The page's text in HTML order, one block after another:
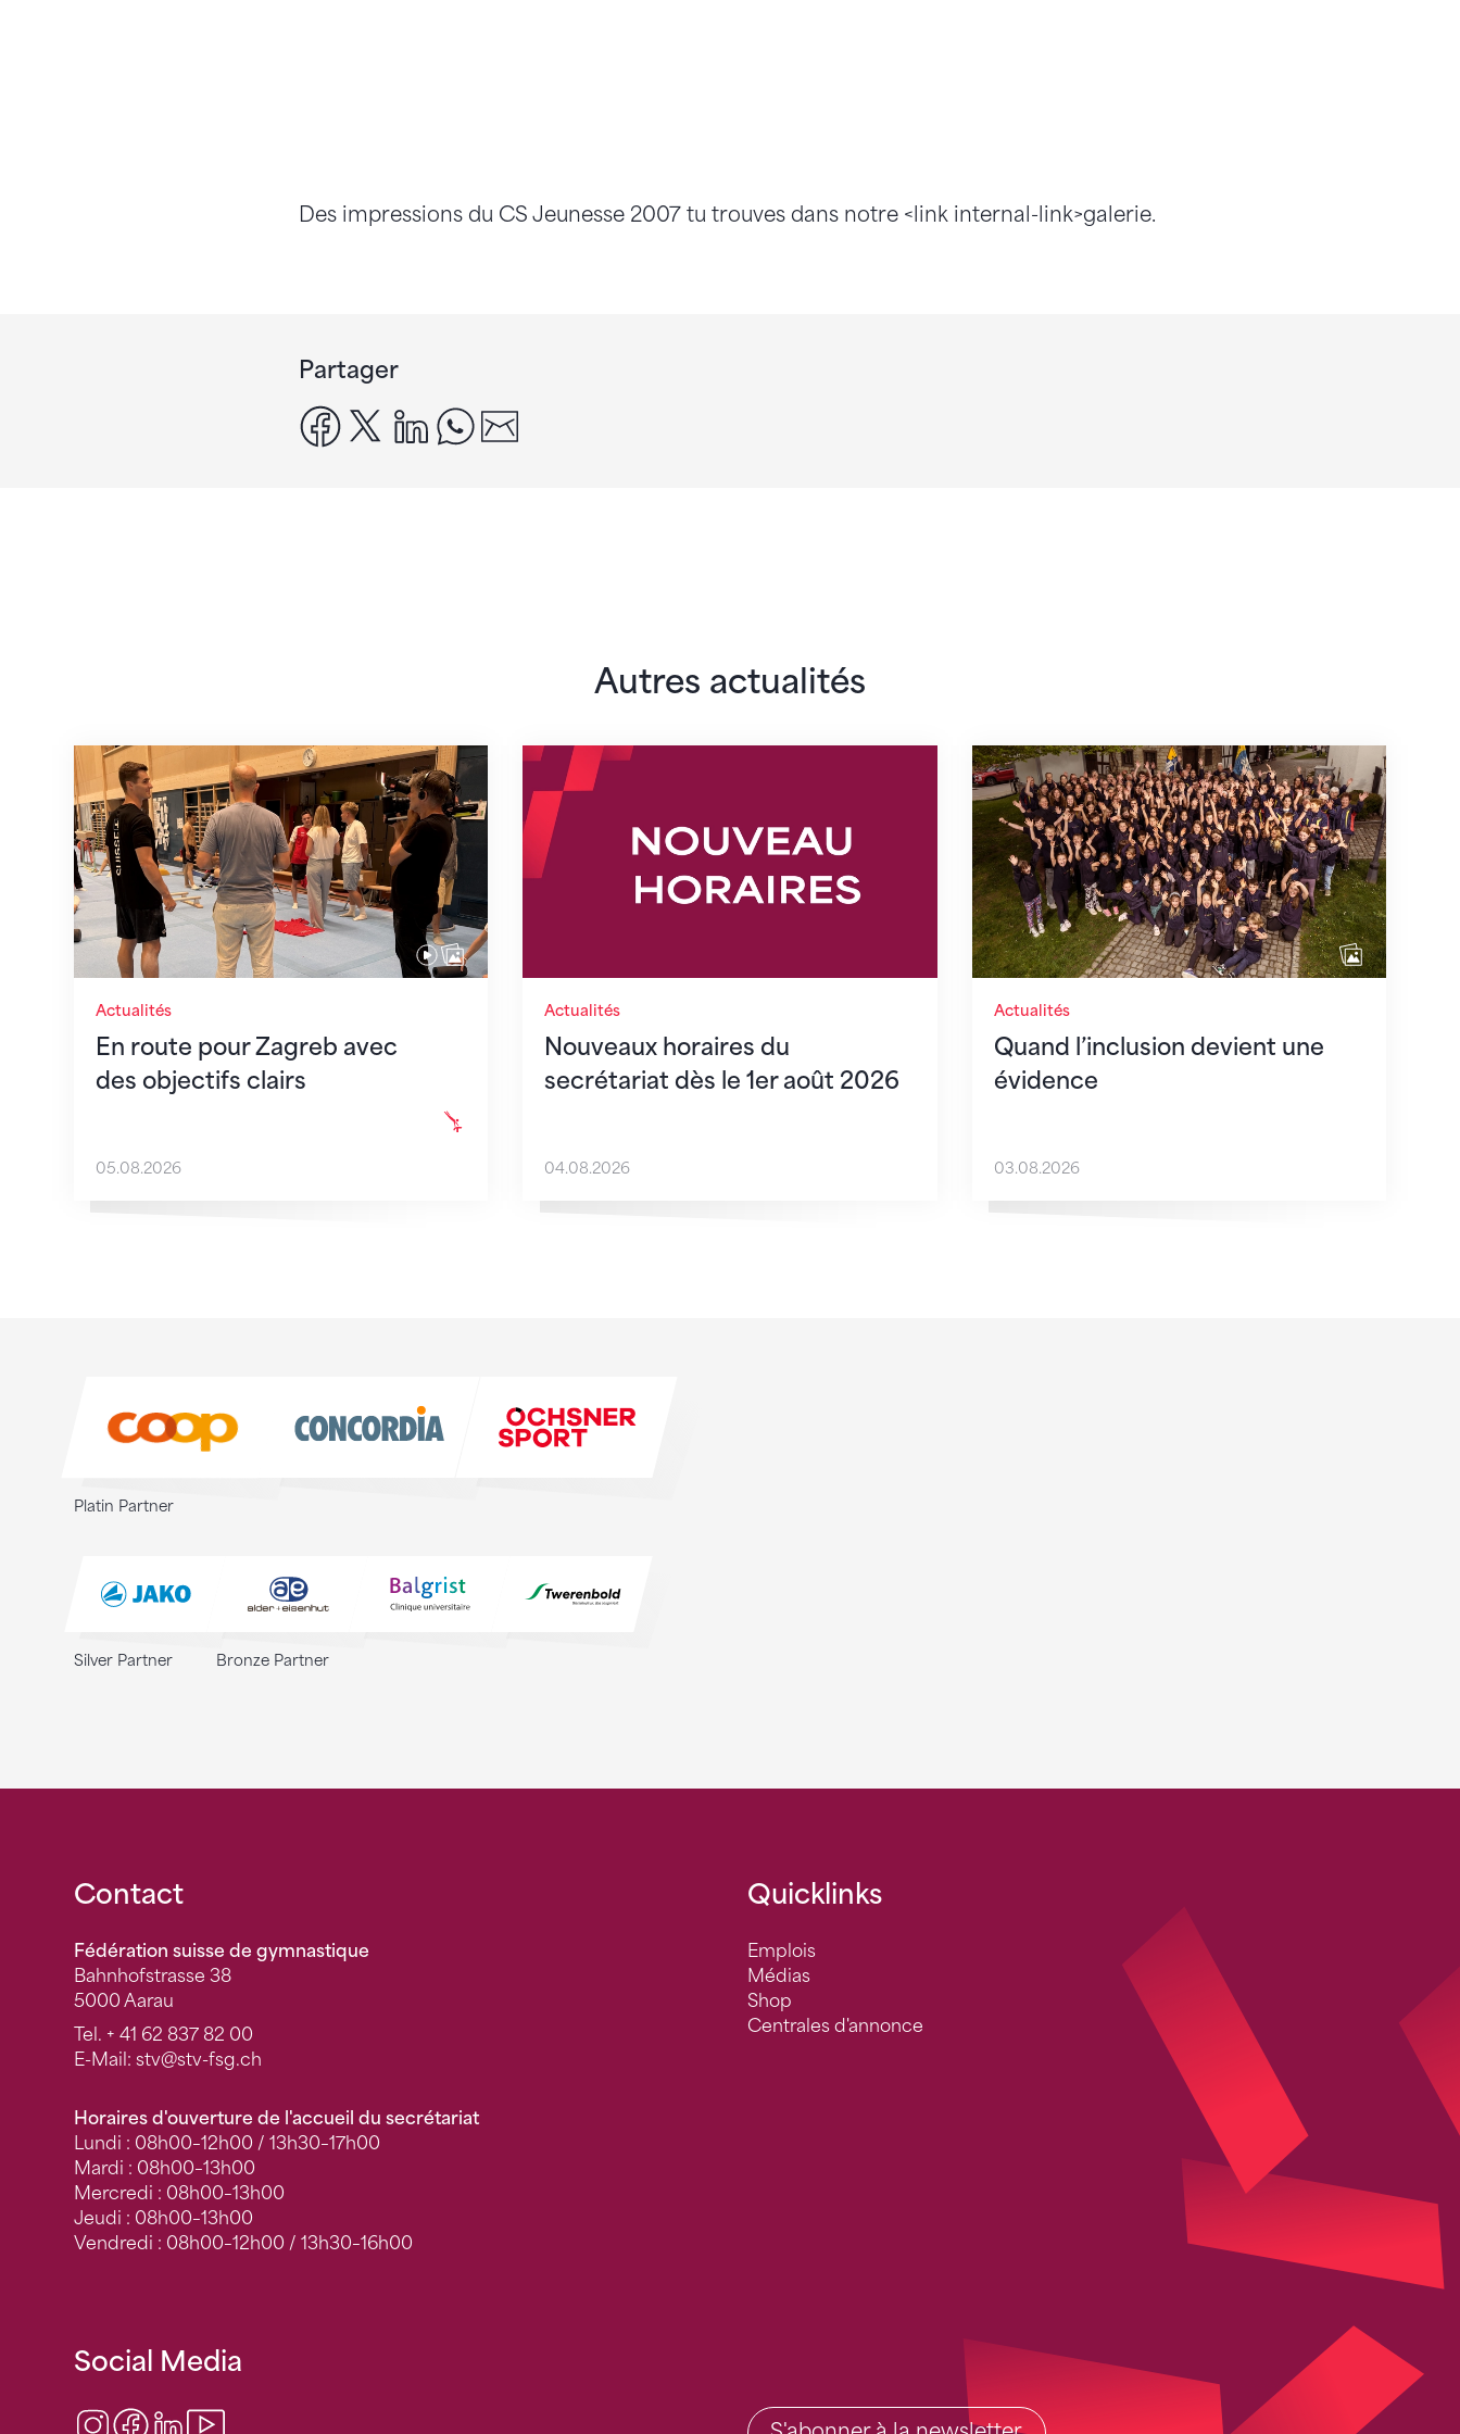
Des impressions du CS Jeunesse 2007 tu trouves dans notre <link internal-link>galerie.
Partager
facebook
x linkedinwhatsapp
Autres actualités
Actualités
En route pour Zagreb avec
des objectifs clairs
En route pour Zagreb avec des objectifs clairs
05.08.2026
Actualités
Nouveaux horaires du
secrétariat dès le 1er août 2026
Nouveaux horaires du secrétariat dès le 1er août 2026
04.08.2026
Actualités
Quand l’inclusion devient une
évidence
Quand l’inclusion devient une évidence
03.08.2026
Platin Partner
Silver Partner Bronze Partner
Fusszeile
Contact
Fédération suisse de gymnastique
Bahnhofstrasse 38
5000 Aarau
Tel. + 41 62 837 82 00
E-Mail: stv@stv-fsg.ch
Horaires d'ouverture de l'accueil du secrétariat
Lundi : 08h00–12h00 / 13h30–17h00
Mardi : 08h00–13h00
Mercredi : 08h00–13h00
Jeudi : 08h00–13h00
Vendredi : 08h00–12h00 / 13h30–16h00
Quicklinks
Emplois
Médias
Shop
Centrales d'annonce
Social Media
Instagram
Facebook
LinkedIn